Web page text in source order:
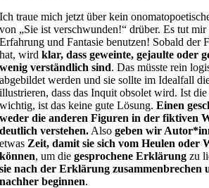
Ich traue mich jetzt über kein
von „Sie ist verschwunden!“ drüber. Es tut
Erfahrung und Fantasie benutzen! Sobald der
hat, wirdklar, dass geweinte, gejaulte oder
wenig verständlich sind. Das müsste rein
abgebildet werden und sie sollte im Idealfall
illustrieren, dass das Inquit obsolet wird. Ist
wichtig, ist das keine gute Lösung.Einen
weder die anderen Figuren in der fiktiven
deutlich verstehen. Alsogeben wir
etwas Zeit, damit sie sich vom Heulen oder
können, um diegesprochene Erklärung zu
sie nach der Erklärung zusammenbrechen
nachher beginnen.